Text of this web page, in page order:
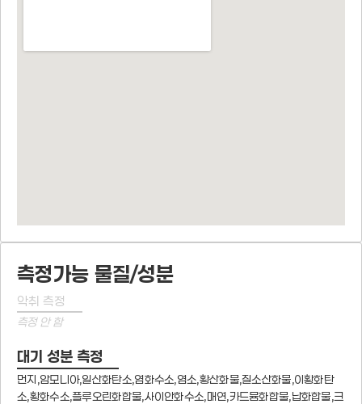
측정가능 물질/성분
악취 측정
측정 안 함
대기 성분 측정
먼지,암모니아,일산화탄소,염화수소,염소,황산화물,질소산화물,이황화탄
소,황화수소,플루오린화합물,사이안화수소,매연,카드뮴화합물,납화합물,크